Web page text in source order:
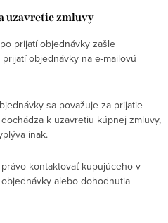
uzavretie zmluvy
prijatí objednávky zašle
objednávky na e-mailovú
sa považuje za prijatie
k uzavretiu kúpnej zmluvy,
inak.
kontaktovať kupujúceho v
alebo dohodnutia